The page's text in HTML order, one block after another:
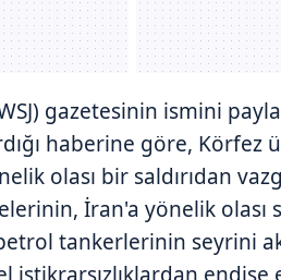
gazetesinin ismini
haberine göre, Körfez
olası bir saldırıdan
İran'a yönelik olası
tankerlerinin seyrini
istikrarsızlıklardan